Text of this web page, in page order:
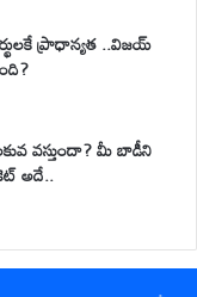
ప్రాధాన్యత ..విజయ్
వస్తుందా? మీ బాడీని
అదే..